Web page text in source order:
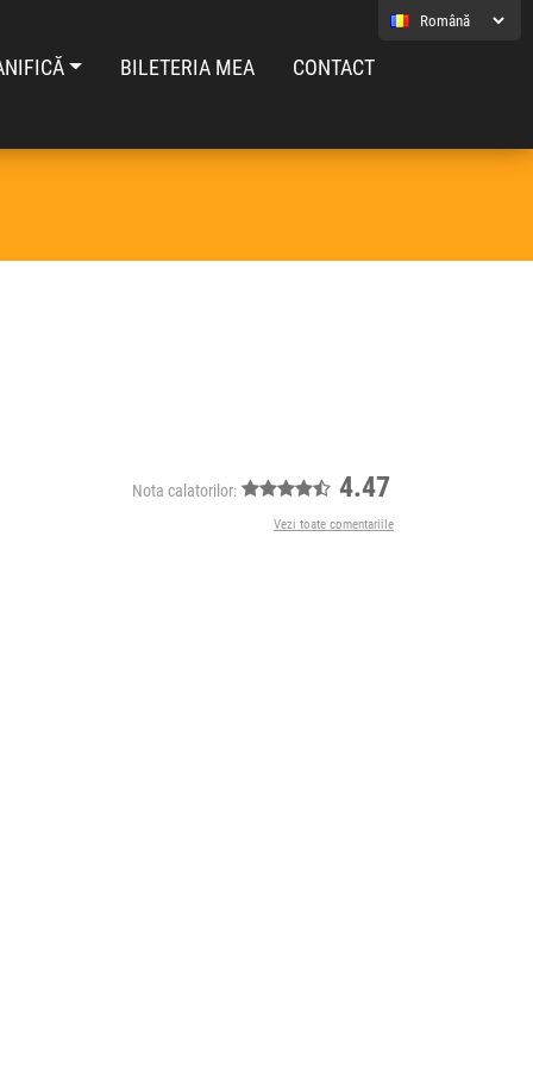
BILETERIA MEA CONTACT
Nota calatorilor: 4.47
Vezi toate comentariile